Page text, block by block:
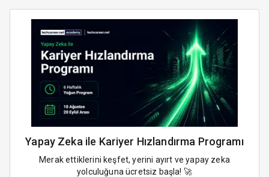
Yapay Zeka ile Kariyer Hızlandırma Programı
Merak ettiklerini keşfet, yerini ayırt ve yapay zeka
yolculuğuna ücretsiz başla! 🚀